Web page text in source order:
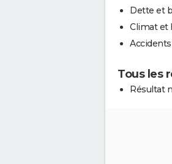
Dette et
Climat et
Accidents
Tous les
Résultat